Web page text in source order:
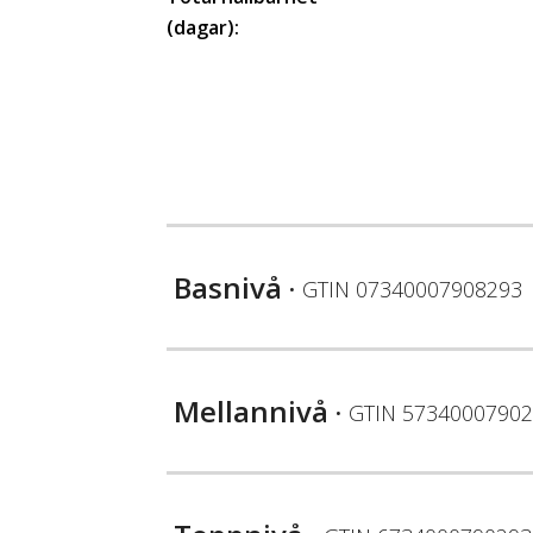
(dagar):
Basnivå • GTIN 07340007908293
Mellannivå • GTIN